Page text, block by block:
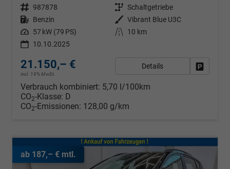
Fahrzeugnr. 987878 Getriebe Schaltgetriebe
Kraftstoff Benzin Außenfarbe Vibrant Blue U3C
Leistung 57 kW (79 PS) Kilometerstand
10 km
10.10.2025
21.150,– €
incl. 19% MwSt.
Details
Verbrauch kombiniert: 5,70 l/100km
CO2-Klasse: D
CO2-Emissionen: 128,00 g/km
ab 187,– € mtl.